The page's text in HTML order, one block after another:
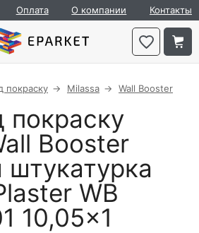
Оплата О компании Контакты
покраску Milassa Wall Booster
Booster
штукатурка
WB
10,05×1